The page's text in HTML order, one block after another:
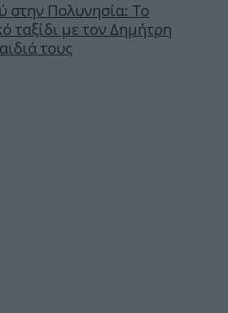
στην Πολυνησία: Το
ταξίδι με τον Δημήτρη
τους